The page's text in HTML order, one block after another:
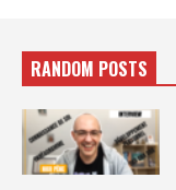
RANDOM POSTS